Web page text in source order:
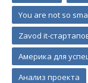
You are not so
Zavod it-
Америка для
Анализ проекта